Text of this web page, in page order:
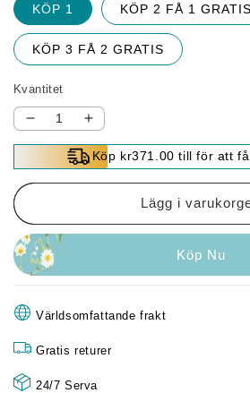
KÖP 1 KÖP 2 FÅ 1 GRATIS
KÖP 3 FÅ 2 GRATIS
Kvantitet
Minska
kvantitet
🔥
Rengöringsmedel
för
katalysator
för
fordon
Öka
kvantitet
för
🔥
Rengöringsmedel
för
katalysator
fordon
Köp kr371.00 till för att
Lägg i
Köp Nu
Världsomfattande frakt
Gratis returer
24/7 Serva